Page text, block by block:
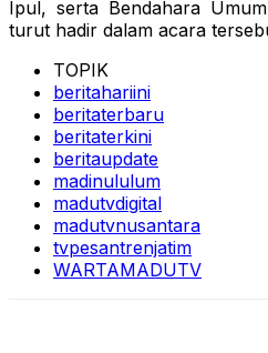
Ipul, serta Bendahara
turut hadir dalam acara
TOPIK
beritahariini
beritaterbaru
beritaterkini
beritaupdate
madinululum
madutvdigital
madutvnusantara
tvpesantrenjatim
WARTAMADUTV